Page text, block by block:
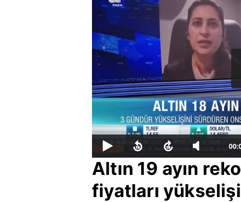
Altın 19 ayın
fiyatları